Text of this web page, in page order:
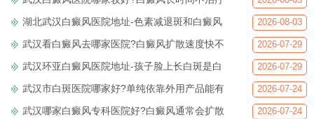
湖北武汉白癜风医院地址-色素减退斑和白癜风 2026-08-03
武汉看白癜风去哪家医院?白癜风扩散速度快不 2026-07-29
武汉环亚白癜风医院地址-孩子脸上长白斑是白 2026-07-29
武汉市白斑医院哪家好?单纯依靠外用产品能有 2026-07-24
武汉哪家白癜风专科医院好?白癜风通常会扩散 2026-07-24